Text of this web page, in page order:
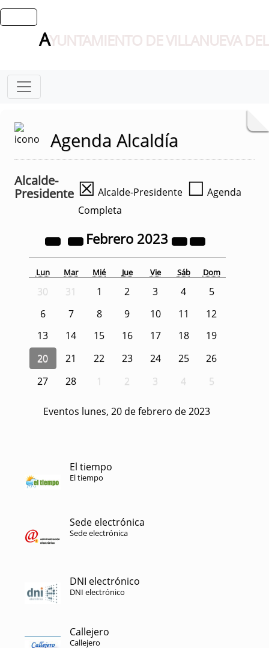
AYUNTAMIENTO DE VILLANUEVA
Agenda Alcaldía
Alcalde-
Presidente ☒ Alcalde-Presidente ☐ Agenda
Completa
Febrero 2023
Lun Mar Mié Jue Vie Sáb Dom
30 31 1 2 3 4
5
6
7 8 9 10 11
12
13
14 15 16 17 18
19
20
21 22 23 24 25
26
27
28 1 2 3 4 5
Eventos lunes, 20 de febrero de 2023
El tiempo
El tiempo
Sede electrónica
Sede electrónica
DNI electrónico
DNI electrónico
Callejero
Callejero